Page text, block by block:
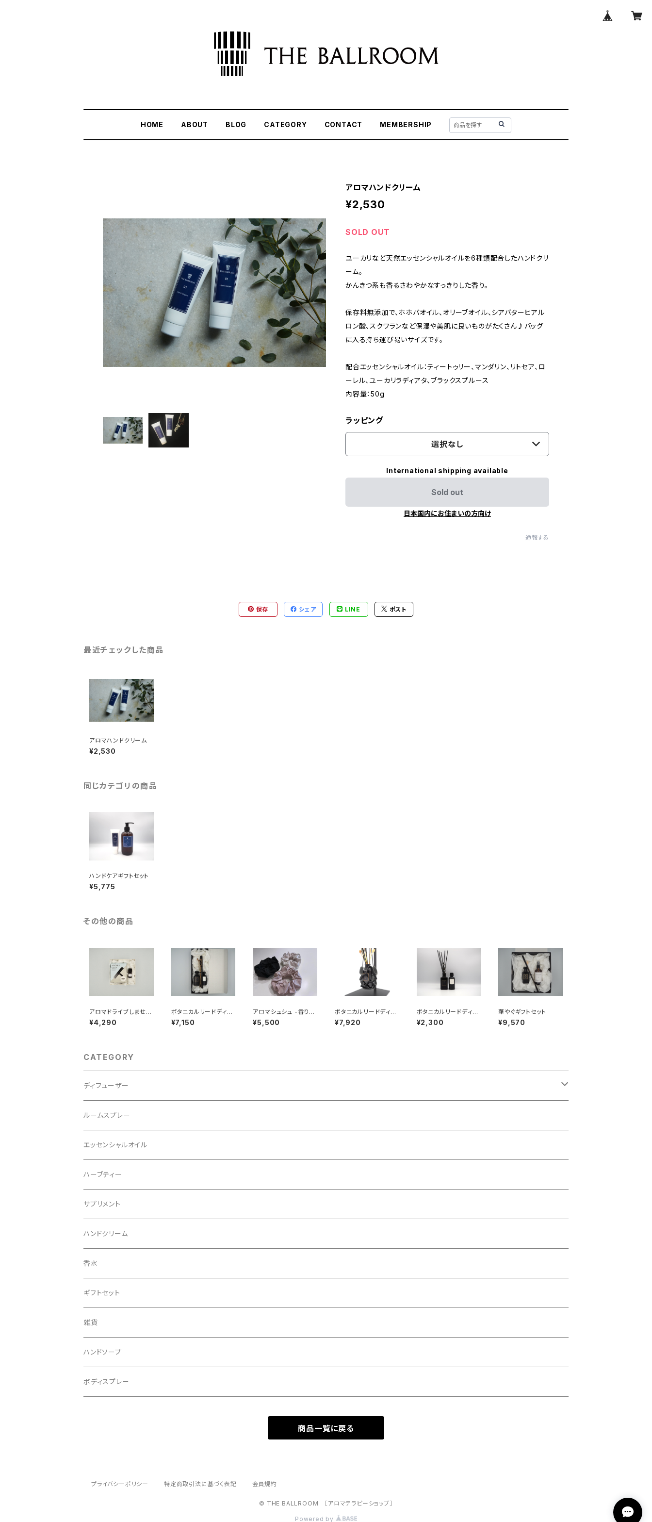
HOME ABOUT BLOG CATEGORY CONTACT MEMBERSHIP
アロマハンドクリーム
¥2,530
SOLD OUT
ユーカリなど天然エッセンシャルオイルを6種類配合したハンドクリ
ーム。
かんきつ系も香るさわやかなすっきりした香り。
保存料無添加で、ホホバオイル、オリーブオイル、シアバターヒアル
ロン酸、スクワランなど保湿や美肌に良いものがたくさん♪バッグ
に入る持ち運び易いサイズです。
配合エッセンシャルオイル：ティートゥリー、マンダリン、リトセア、ロ
ーレル、ユーカリラディアタ、ブラックスプルース
内容量：50g
ラッピング
選択なし
International shipping available
Sold out
日本国内にお住まいの方向け
通報する
保存 シェア LINE ポスト
最近チェックした商品
アロマハンドクリーム
¥2,530
同じカテゴリの商品
ハンドケアギフトセット
¥5,775
その他の商品
アロマドライブしません
かセット
¥4,290
ボタニカルリードディフ
ューザー ギフトセット
¥7,150
アロマシュシュ -香りを
楽しむシュシュ-
¥5,500
ボタニカルリードディフ
ューザー&ボタニカルリ
ードディフューザー用レ
¥7,920
ボタニカルリードディフ
ューザー02（リフィル）
¥2,300
華やぐギフトセット
¥9,570
CATEGORY
ディフューザー
レフィル
リフィル
ルームスプレー
エッセンシャルオイル
ハーブティー
サプリメント
ハンドクリーム
香水
ギフトセット
雑貨
ハンドソープ
ボディスプレー
商品一覧に戻る
プライバシーポリシー 特定商取引法に基づく表記 会員規約
© THE BALLROOM ［アロマテラピーショップ］
Powered by